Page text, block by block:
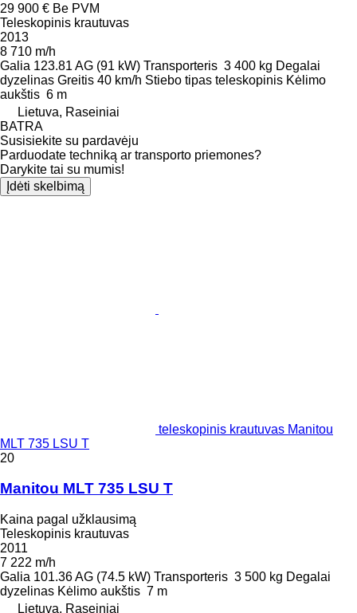
29 900 € Be PVM
Teleskopinis krautuvas
2013
8 710 m/h
Galia 123.81 AG (91 kW) Transporteris 3 400 kg Degalai
dyzelinas Greitis 40 km/h Stiebo tipas teleskopinis Kėlimo
aukštis 6 m
Lietuva, Raseiniai
BATRA
Susisiekite su pardavėju
Parduodate techniką ar transporto priemones?
Darykite tai su mumis!
Įdėti skelbimą
teleskopinis krautuvas Manitou
MLT 735 LSU T
20
Manitou MLT 735 LSU T
Kaina pagal užklausimą
Teleskopinis krautuvas
2011
7 222 m/h
Galia 101.36 AG (74.5 kW) Transporteris 3 500 kg Degalai
dyzelinas Kėlimo aukštis 7 m
Lietuva, Raseiniai